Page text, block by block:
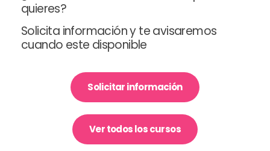
quieres?
Solicita información y te avisaremos
cuando este disponible
Solicitar información
Ver todos los cursos